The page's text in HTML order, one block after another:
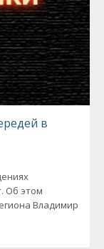
в
Об этом
Владимир